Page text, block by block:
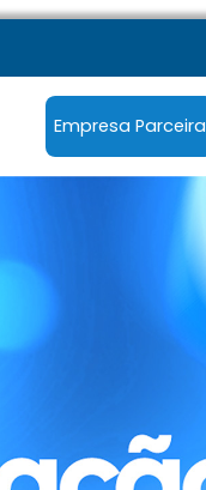
Empresa Parceira